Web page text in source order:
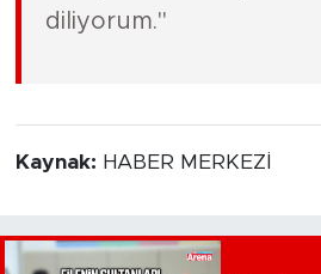
diliyorum."
Kaynak: HABER MERKEZİ